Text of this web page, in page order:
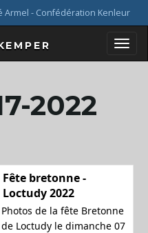
Armel - Confédération Kenleur
2022
Fête bretonne -
Loctudy 2022
Photos de la fête Bretonne
de Loctudy le dimanche 07